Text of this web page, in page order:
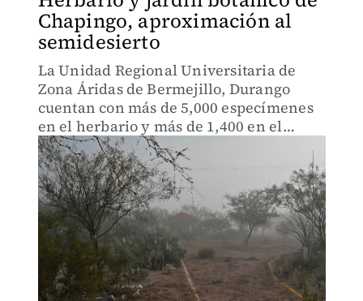
Chapingo, aproximación al
semidesierto
La Unidad Regional Universitaria de
Zona Áridas de Bermejillo, Durango
cuentan con más de 5,000 especímenes
en el herbario y más de 1,400 en el
jardín botánico